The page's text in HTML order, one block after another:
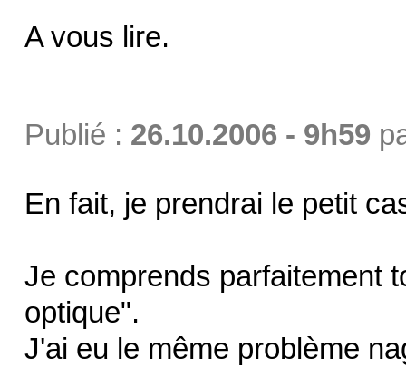
A vous lire.
Publié : 26.10.2006 - 9h59
En fait, je prendrai le petit
Je comprends parfaitement
optique".
J'ai eu le même problème